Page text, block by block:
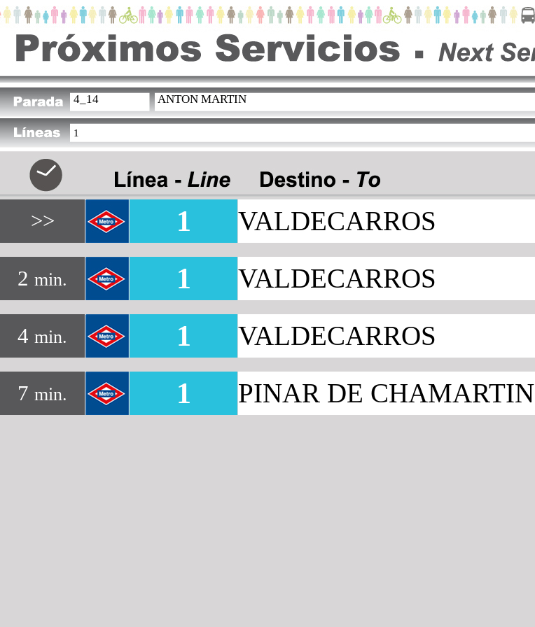
4_14 ANTON MARTIN
1
>> 1 VALDECARROS
2 min. 1 VALDECARROS
4 min. 1 VALDECARROS
7 min. 1 PINAR DE CHAMARTIN